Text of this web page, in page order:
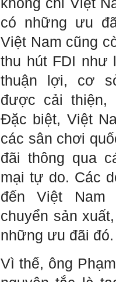
không chỉ Việt
có những ưu
Việt Nam cũng
thu hút FDI như
thuận lợi, cơ
được cải thiện,
Đặc biệt, Việt
các sân chơi
đãi thông qua
mại tự do. Các
đến Việt Nam
chuyển sản
những ưu đãi đó.
Vì thế, ông